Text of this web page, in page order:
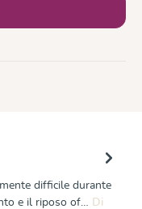
difficile durante
e il riposo of… Di